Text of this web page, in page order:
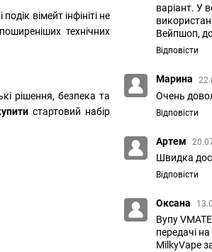
вімейт інфініті не
технічних
рішення, безпека та
стартовий набір
варіант. У
Вейпшоп,
Відповісти
Марина
Очень
Відповісти
Артем
Швидка
Відповісти
Оксана
Вупу
передачі
MilkyVape